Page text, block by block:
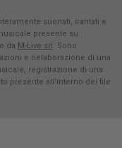
suonati, cantati e
presente su
da M-Live srl . Sono
e rielaborazione di una
registrazione di una
presente all'interno dei file